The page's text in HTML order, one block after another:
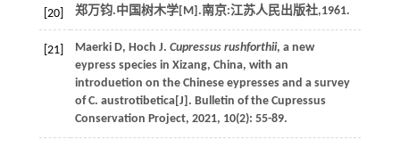
[20] 郑万钧.中国树木学[M].南京:江苏人民出版社,1961.
[21] Maerki D, Hoch J. Cupressus rushforthii, a new
eypress species in Xizang, China, with an
introduetion on the Chinese eypresses and a survey
of C. austrotibetica[J]. Bulletin of the Cupressus
Conservation Project, 2021, 10(2): 55-89.